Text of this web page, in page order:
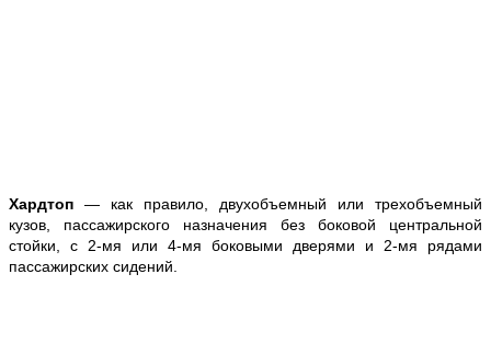
Хардтоп — как правило, двухобъемный или трехобъемный
кузов, пассажирского назначения без боковой центральной
стойки, с 2-мя или 4-мя боковыми дверями и 2-мя рядами
пассажирских сидений.